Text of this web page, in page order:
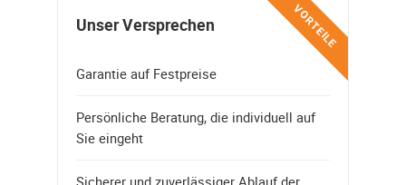
VORTEILE
Unser Versprechen
Garantie auf Festpreise
Persönliche Beratung, die individuell auf
Sie eingeht
Sicherer und zuverlässiger Ablauf der